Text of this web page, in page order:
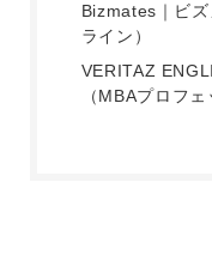
Bizmates｜ビ
ライン）
VERITAZ
（MBAプロフ